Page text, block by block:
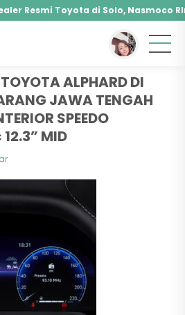
Resmi Toyota di Solo, Nasmoco
Calya, Fortuner, Rush, Sienta, Yaris,
Yaris Cross Hybrid, Alphard Hybrid
:Beranda/ Attachment
ALPHARD DI
JAWA TENGAH
SPEEDO
MID